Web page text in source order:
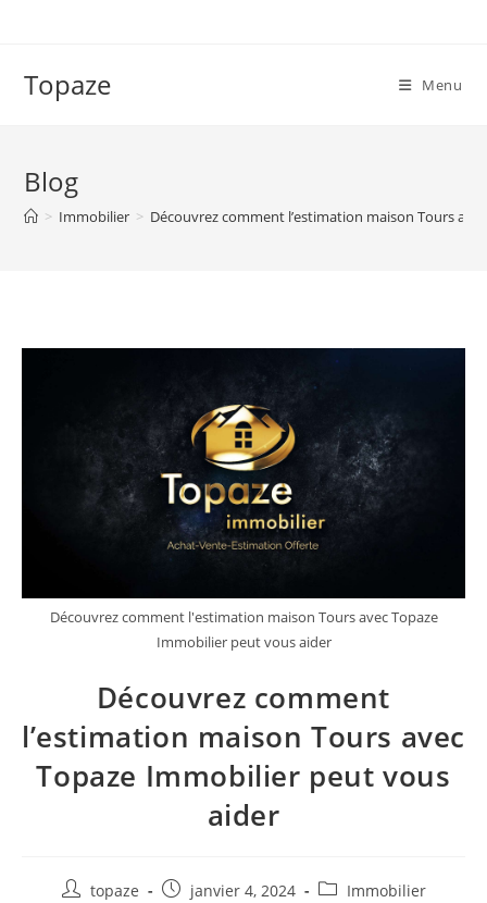
Topaze Menu
Blog
> Immobilier > Découvrez comment l’estimation maison Tours
Découvrez comment l'estimation maison Tours avec Topaze
Immobilier peut vous aider
Découvrez comment
l’estimation maison Tours avec
Topaze Immobilier peut vous
aider
Auteur/autrice
topaze
Publication
janvier 4, 2024
Post Immobilier